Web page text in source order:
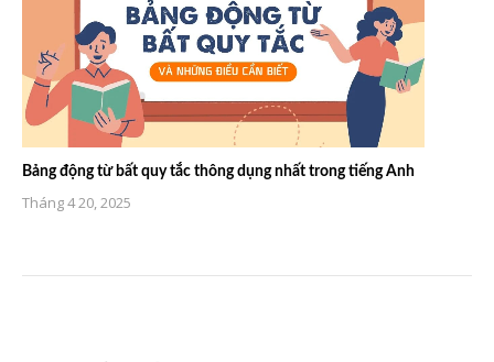
Bảng động từ bất quy tắc thông dụng nhất trong tiếng Anh
Tháng 4 20, 2025